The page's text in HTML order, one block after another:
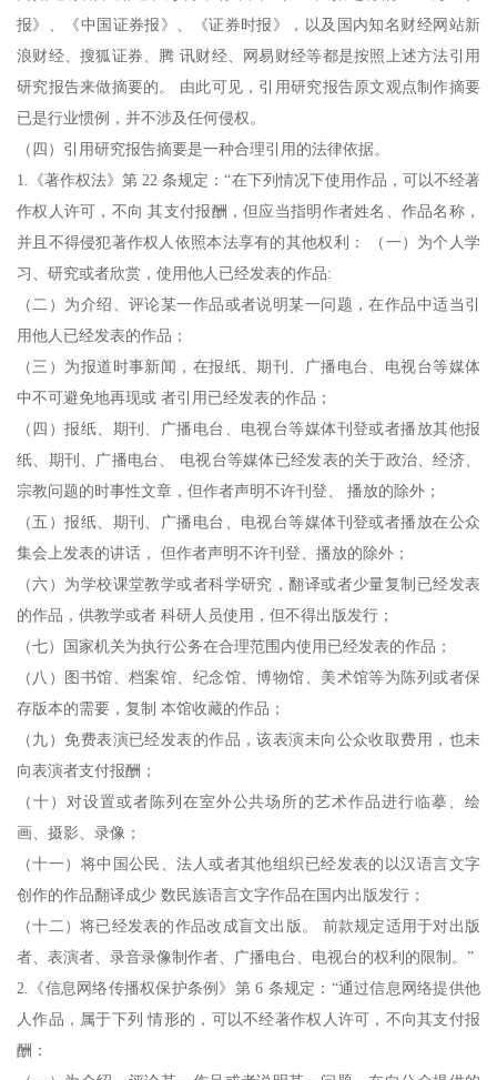
报》、《中国证券报》、《证券时报》，以及国内知名财经网站新
浪财经、搜狐证券、腾 讯财经、网易财经等都是按照上述方法引用
研究报告来做摘要的。 由此可见，引用研究报告原文观点制作摘要
已是行业惯例，并不涉及任何侵权。
（四）引用研究报告摘要是一种合理引用的法律依据。
1.《著作权法》第 22 条规定：“在下列情况下使用作品，可以不经著
作权人许可，不向 其支付报酬，但应当指明作者姓名、作品名称，
并且不得侵犯著作权人依照本法享有的其他权利： （一）为个人学
习、研究或者欣赏，使用他人已经发表的作品:
（二）为介绍、评论某一作品或者说明某一问题，在作品中适当引
用他人已经发表的作品；
（三）为报道时事新闻，在报纸、期刊、广播电台、电视台等媒体
中不可避免地再现或 者引用已经发表的作品；
（四）报纸、期刊、广播电台、电视台等媒体刊登或者播放其他报
纸、期刊、广播电台、 电视台等媒体已经发表的关于政治、经济、
宗教问题的时事性文章，但作者声明不许刊登、 播放的除外；
（五）报纸、期刊、广播电台、电视台等媒体刊登或者播放在公众
集会上发表的讲话， 但作者声明不许刊登、播放的除外；
（六）为学校课堂教学或者科学研究，翻译或者少量复制已经发表
的作品，供教学或者 科研人员使用，但不得出版发行；
（七）国家机关为执行公务在合理范围内使用已经发表的作品；
（八）图书馆、档案馆、纪念馆、博物馆、美术馆等为陈列或者保
存版本的需要，复制 本馆收藏的作品；
（九）免费表演已经发表的作品，该表演未向公众收取费用，也未
向表演者支付报酬；
（十）对设置或者陈列在室外公共场所的艺术作品进行临摹、绘
画、摄影、录像；
（十一）将中国公民、法人或者其他组织已经发表的以汉语言文字
创作的作品翻译成少 数民族语言文字作品在国内出版发行；
（十二）将已经发表的作品改成盲文出版。 前款规定适用于对出版
者、表演者、录音录像制作者、广播电台、电视台的权利的限制。”
2.《信息网络传播权保护条例》第 6 条规定：“通过信息网络提供他
人作品，属于下列 情形的，可以不经著作权人许可，不向其支付报
酬：